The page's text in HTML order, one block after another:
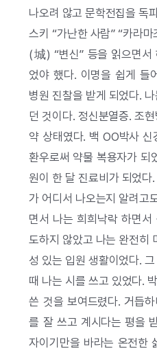
나오려 않고 문학전집을 독
스키 “가난한 사람” “카라
(城) “변신” 등을 읽으면서
었야 했다. 이명을 쉽게 들
병원 진찰을 받게 되었다.
던 것이다. 정신분열증. 조
약 상태였다. 백 OO박사
환우로써 약물 복용자가 되
원이 한 달 진료비가 되었다
가 어디서 나오는지 알려고
면서 나는 희희낙락 하면서
도하지 않았고 나는 완전히
성 있는 입원 생활이었다.
때 나는 시를 쓰고 있었다.
쓴 것을 보여드렸다. 거듭
를 잘 쓰고 계시다는 평을
자이기만을 바라는 온전한